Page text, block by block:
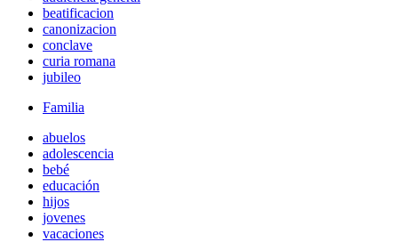
beatificacion
canonizacion
conclave
curia romana
jubileo
Familia
abuelos
adolescencia
bebé
educación
hijos
jovenes
vacaciones